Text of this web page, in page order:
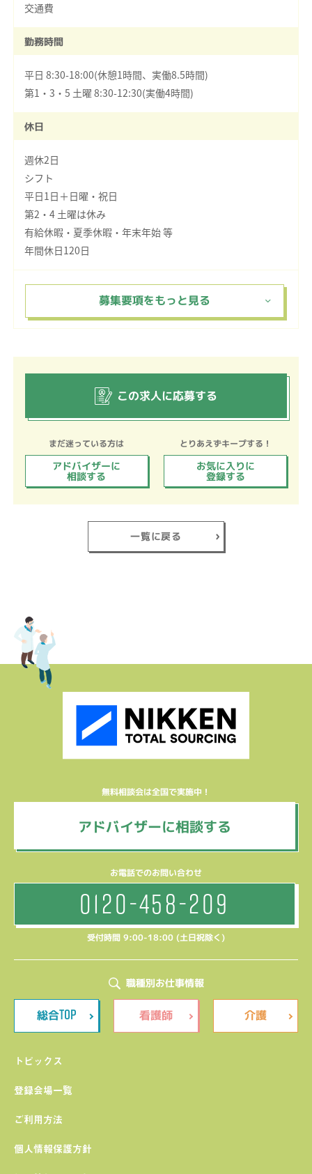
交通費
勤務時間
平日 8:30-18:00(休憩1時間、実働8.5時間)
第1・3・5 土曜 8:30-12:30(実働4時間)
休日
週休2日
シフト
平日1日＋日曜・祝日
第2・4 土曜は休み
有給休暇・夏季休暇・年末年始 等
年間休日120日
この求人に応募する
まだ迷っている方は
アドバイザーに
相談する
とりあえずキープする！
お気に入りに
登録する
一覧に戻る
無料相談会は全国で実施中！
アドバイザーに相談する
お電話でのお問い合わせ
0120-458-209
受付時間 9:00-18:00 (土日祝除く)
職種別お仕事情報
総合TOP 看護師 介護
トピックス
登録会場一覧
ご利用方法
個人情報保護方針